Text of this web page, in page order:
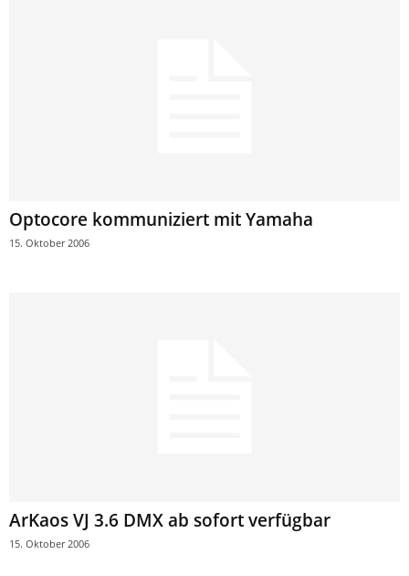
Optocore kommuniziert mit Yamaha
15. Oktober 2006
ArKaos VJ 3.6 DMX ab sofort verfügbar
15. Oktober 2006